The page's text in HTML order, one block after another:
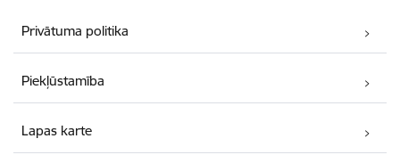
Privātuma politika
Piekļūstamība
Lapas karte